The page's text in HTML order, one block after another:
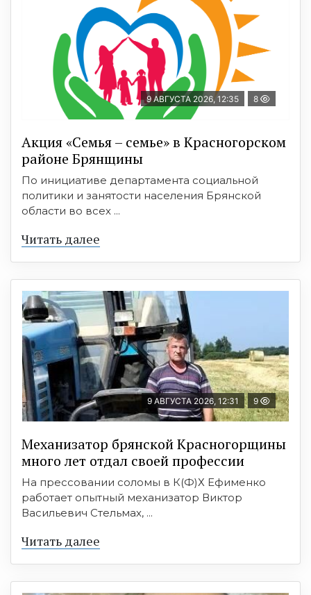
9 АВГУСТА 2026, 12:35 8
Акция «Семья – семье» в Красногорском
районе Брянщины
По инициативе департамента социальной
политики и занятости населения Брянской
области во всех ...
Читать далее
9 АВГУСТА 2026, 12:31 9
Механизатор брянской Красногорщины
много лет отдал своей профессии
На прессовании соломы в К(Ф)Х Ефименко
работает опытный механизатор Виктор
Васильевич Стельмах, ...
Читать далее